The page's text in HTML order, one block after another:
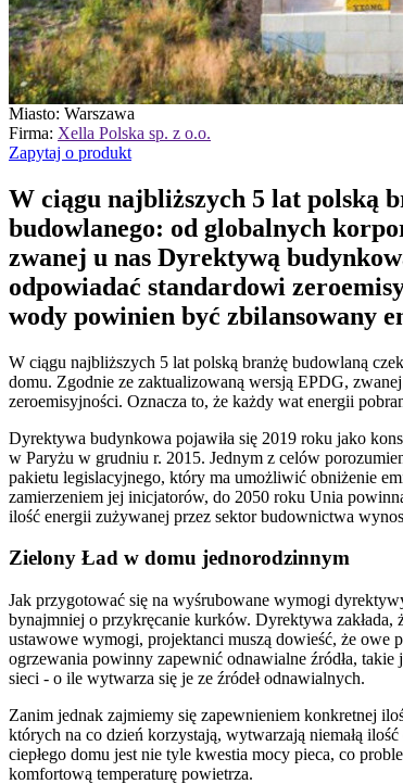
Miasto: Warszawa
Firma: Xella Polska sp. z o.o.
Zapytaj o produkt
W ciągu najbliższych 5 lat polską
budowlanego: od globalnych
zwanej u nas Dyrektywą
odpowiadać standardowi
wody powinien być zbilansowany
W ciągu najbliższych 5 lat polską branżę budowlaną
domu. Zgodnie ze zaktualizowaną wersją EPDG,
zeroemisyjności. Oznacza to, że każdy wat energii
Dyrektywa budynkowa pojawiła się 2019 roku jako
w Paryżu w grudniu r. 2015. Jednym z celów
pakietu legislacyjnego, który ma umożliwić obniżenie
zamierzeniem jej inicjatorów, do 2050 roku Unia
ilość energii zużywanej przez sektor budownictwa
Zielony Ład w domu jednorodzinnym
Jak przygotować się na wyśrubowane wymogi
bynajmniej o przykręcanie kurków. Dyrektywa
ustawowe wymogi, projektanci muszą dowieść, że owe
ogrzewania powinny zapewnić odnawialne źródła,
sieci - o ile wytwarza się je ze źródeł odnawialnych.
Zanim jednak zajmiemy się zapewnieniem konkretnej
których na co dzień korzystają, wytwarzają niemałą
ciepłego domu jest nie tyle kwestia mocy pieca, co
komfortową temperaturę powietrza.